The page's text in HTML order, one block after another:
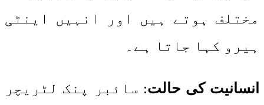
مختلف ہوتے ہیں اور انہیں اینٹی
ہیرو کہا جاتا ہے۔
انسانیت کی حالت: سائبر پنک لٹریچر